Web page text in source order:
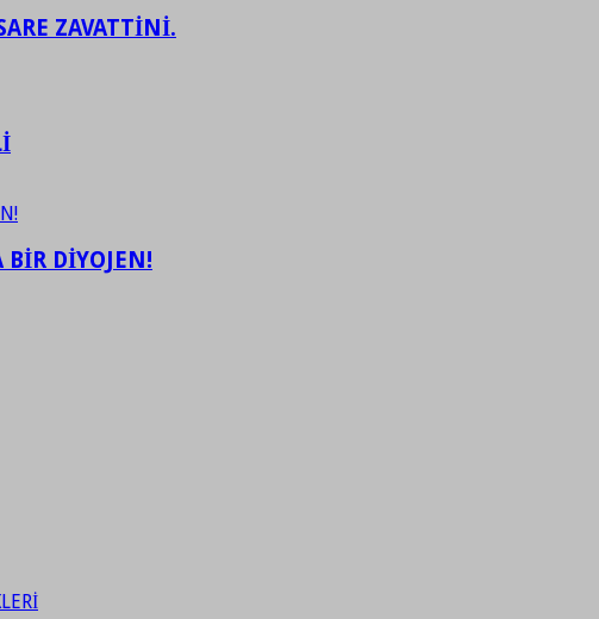
ZAVATTİNİ.
BİR DİYOJEN!